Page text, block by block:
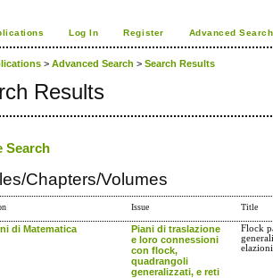
Log In Register Advanced Search
> Advanced Search > Search Results
Results
Search
Chapters/Volumes
Issue Title
di Matematica
Piani di traslazione
e loro connessioni
con flock,
quadrangoli
generalizzati, e reti
Flock
elazioni